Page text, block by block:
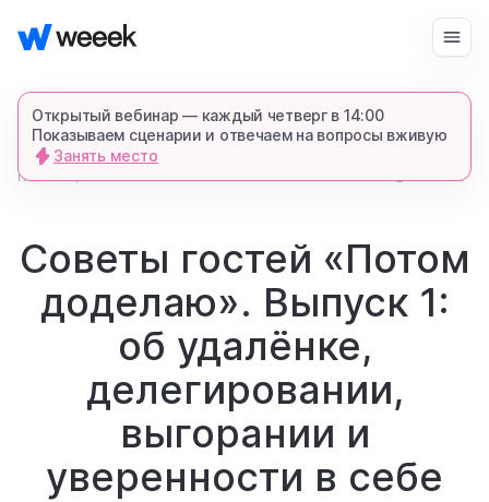
Открытый вебинар — каждый четверг в 14:00
Показываем сценарии и отвечаем на вопросы вживую
Занять место
продукт
возможности
для кого
запросить демонстрацию
Войти Начать бесплатно
главная блог 3762 5 мин.
Советы гостей «Потом
доделаю». Выпуск 1:
об удалёнке,
делегировании,
выгорании и
уверенности в себе